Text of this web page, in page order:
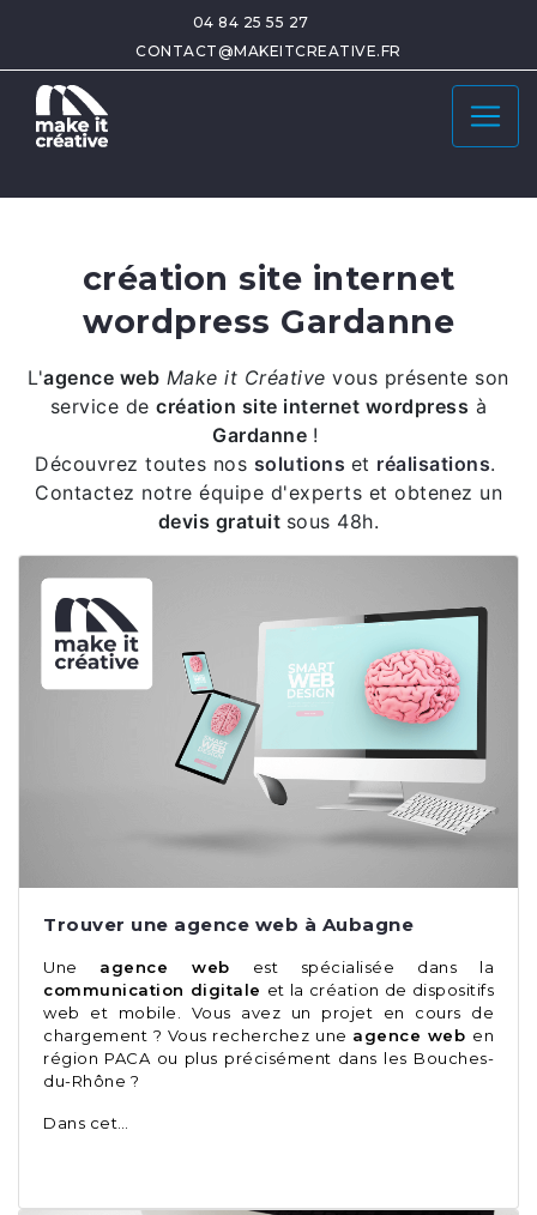
04 84 25 55 27
CONTACT@MAKEITCREATIVE.FR
création site internet
wordpress Gardanne
L'agence web Make it Créativevous présente son
service decréation site internet wordpress à
Gardanne !
Découvrez toutes nos solutions et réalisations.
Contactez notre équipe d'experts et obtenez un
devis gratuit sous 48h.
Trouver une agence web à Aubagne
Une agence web est spécialisée dans la
communication digitale et la création de dispositifs
web et mobile. Vous avez un projet en cours de
chargement ? Vous recherchez une agence web en
région PACA ou plus précisément dans les Bouches-
du-Rhône ?
Dans cet…